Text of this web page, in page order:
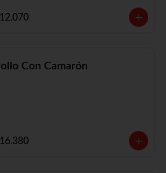
Con Camarón